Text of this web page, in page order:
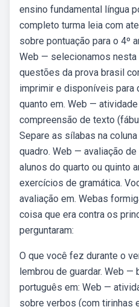
ensino fundamental língua
completo turma leia com
sobre pontuação para o 4º
Web — selecionamos nesta
questões da prova brasil
imprimir e disponíveis para
quanto em. Web —
compreensão de texto
Separe as sílabas na
quadro. Web — avaliação
alunos do quarto ou quinto
exercícios de gramática.
avaliação em. Webas
coisa que era contra os
perguntaram:
O que você fez durante o
lembrou de guardar. Web —
português em: Web —
sobre verbos (com tirinhas